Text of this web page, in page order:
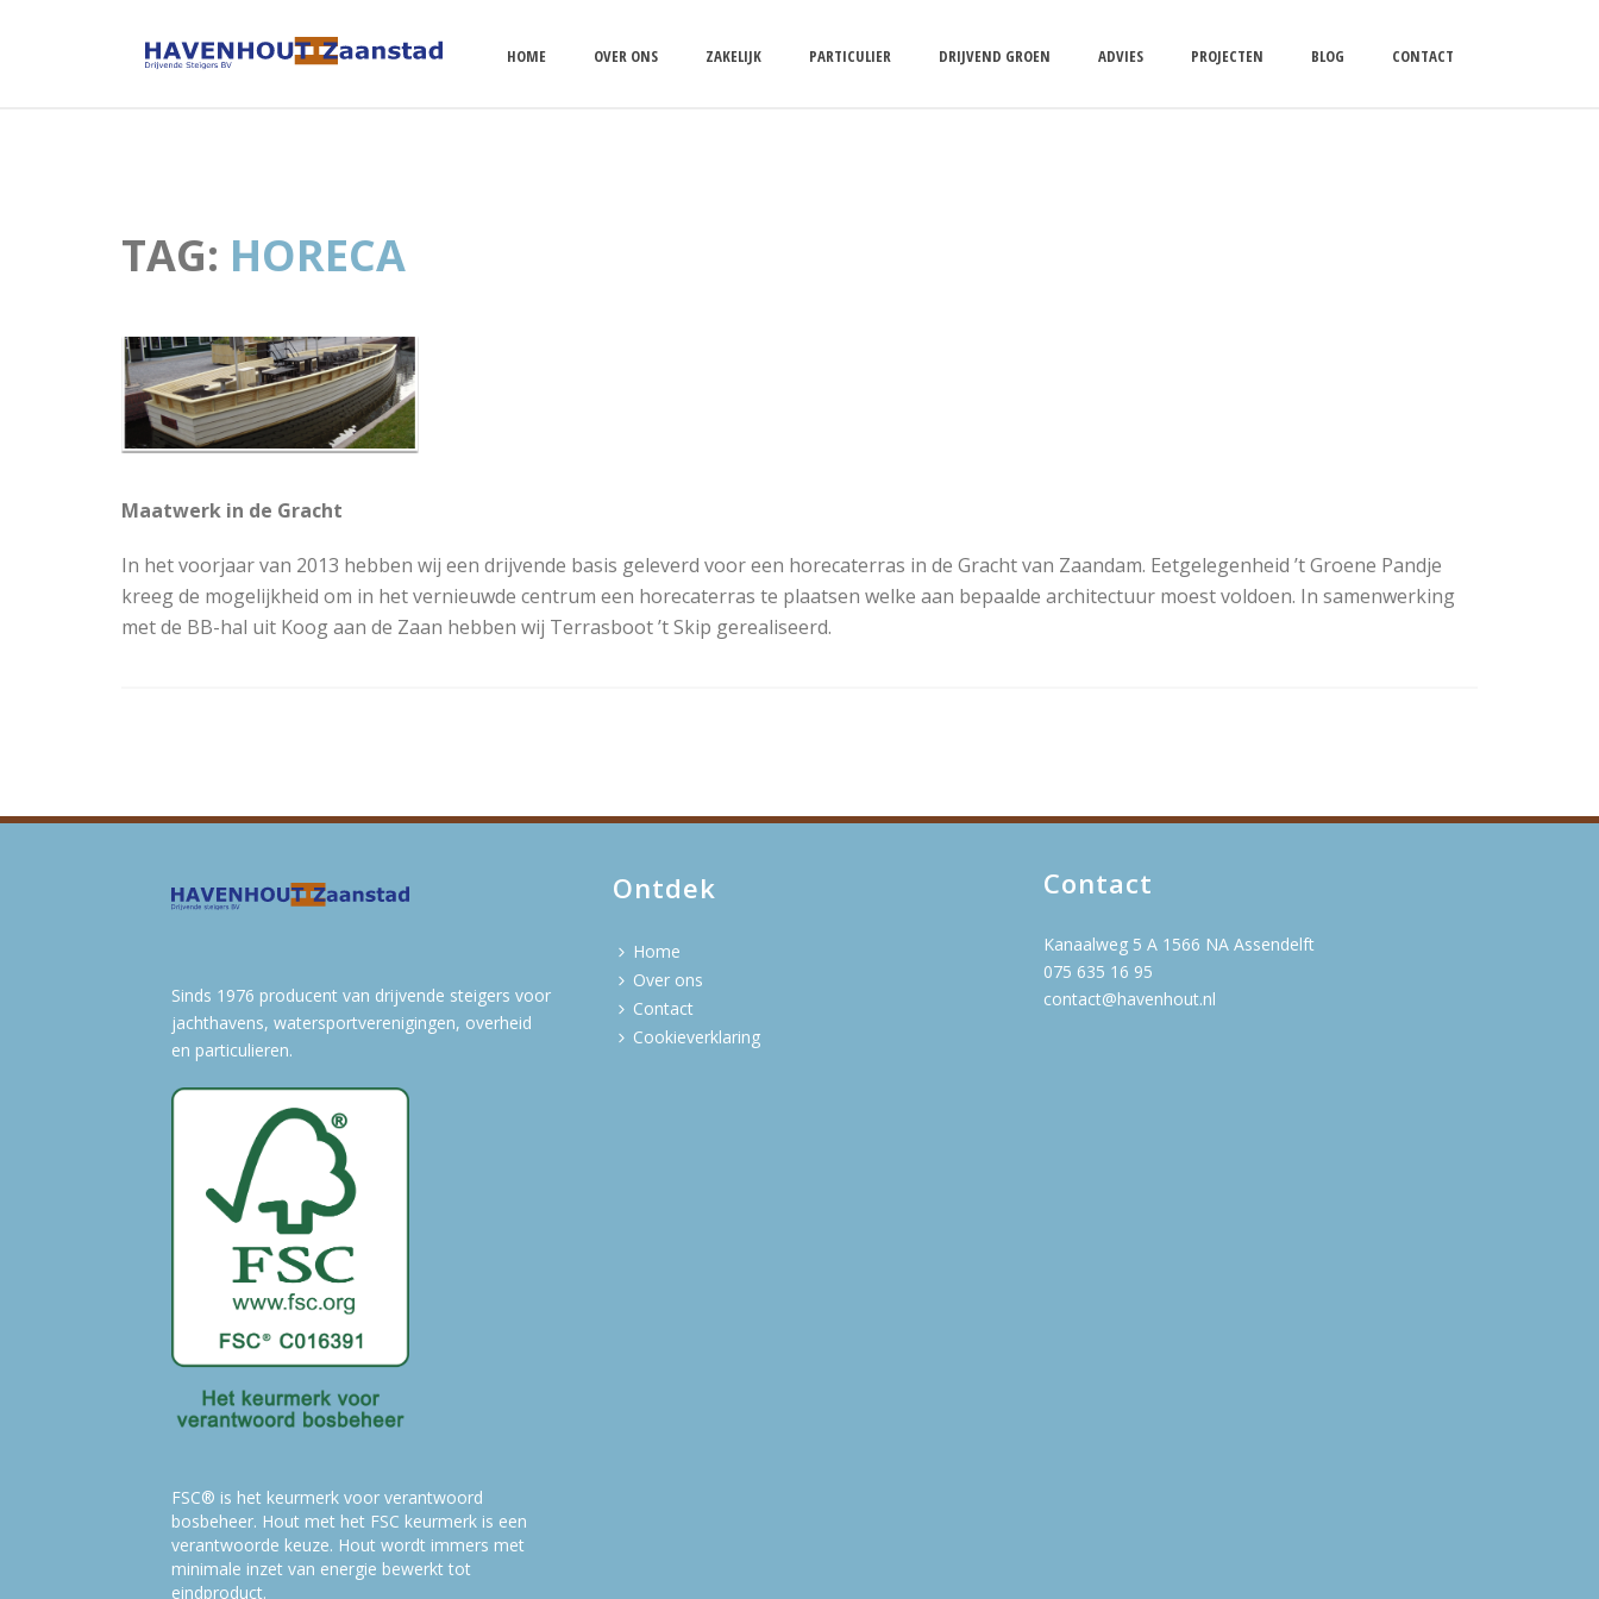
HOME OVER ONS ZAKELIJK PARTICULIER DRIJVEND GROEN ADVIES PROJECTEN BLOG CONTACT
TAG: HORECA
Maatwerk in de Gracht
In het voorjaar van 2013 hebben wij een drijvende basis geleverd voor een horecaterras in de Gracht van Zaandam. Eetgelegenheid ’t Groene Pandje
kreeg de mogelijkheid om in het vernieuwde centrum een horecaterras te plaatsen welke aan bepaalde architectuur moest voldoen. In samenwerking
met de BB-hal uit Koog aan de Zaan hebben wij Terrasboot ’t Skip gerealiseerd.
Sinds 1976 producent van drijvende steigers voor
jachthavens, watersportverenigingen, overheid
en particulieren.
FSC® is het keurmerk voor verantwoord
bosbeheer. Hout met het FSC keurmerk is een
verantwoorde keuze. Hout wordt immers met
minimale inzet van energie bewerkt tot
eindproduct.
Ontdek
Home
Over ons
Contact
Cookieverklaring
Contact
Kanaalweg 5 A 1566 NA Assendelft
075 635 16 95
contact@havenhout.nl